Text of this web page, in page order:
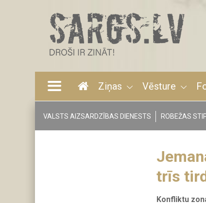
Main
navigation
Ziņas Vēsture
VALSTS AIZSARDZĪBAS DIENESTS ROBEŽAS
trīs
Konfliktu